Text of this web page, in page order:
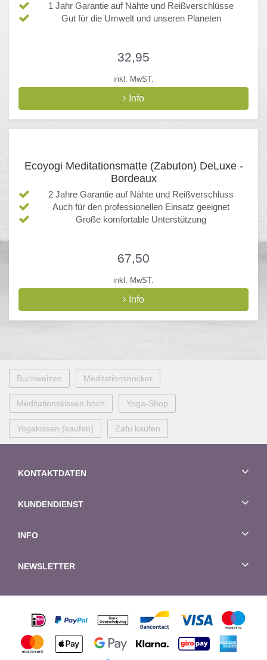
1 Jahr Garantie auf Nähte und Reißverschlüsse
Gut für die Umwelt und unseren Planeten
32,95
inkl. MwST.
Info
Ecoyogi Meditationsmatte (Zabuton) DeLuxe -
Bordeaux
2 Jahre Garantie auf Nähte und Reißverschluss
Auch für den professionellen Einsatz geeignet
Große komfortable Unterstützung
67,50
inkl. MwST.
Info
Buchweizen Meditationshocker
Meditationskissen hoch Yoga-Shop
Yogakissen (kaufen) Zafu kaufen
KONTAKTDATEN
KUNDENDIENST
INFO
NEWSLETTER